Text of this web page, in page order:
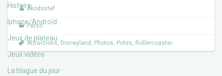
Histoire
Iphone/Androïd
Jeux de plateau
Jeux vidéos
La blague du jour
o
o
k
r
Akodostef
Perso
Attractions, Disneyland , Photos, Potes, Rollercoaster